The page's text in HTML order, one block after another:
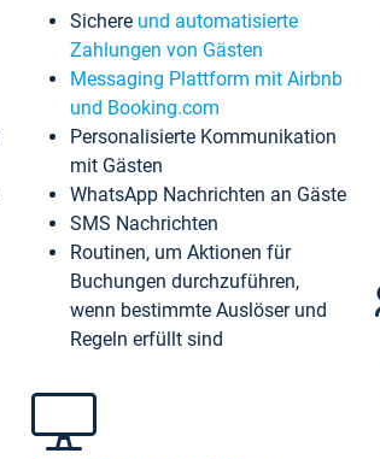
Sichere und automatisierte
Zahlungen von Gästen
Messaging Plattform mit Airbnb
und Booking.com
Personalisierte Kommunikation
mit Gästen
WhatsApp Nachrichten an Gäste
SMS Nachrichten
Routinen, um Aktionen für
Buchungen durchzuführen,
wenn bestimmte Auslöser und
Regeln erfüllt sind